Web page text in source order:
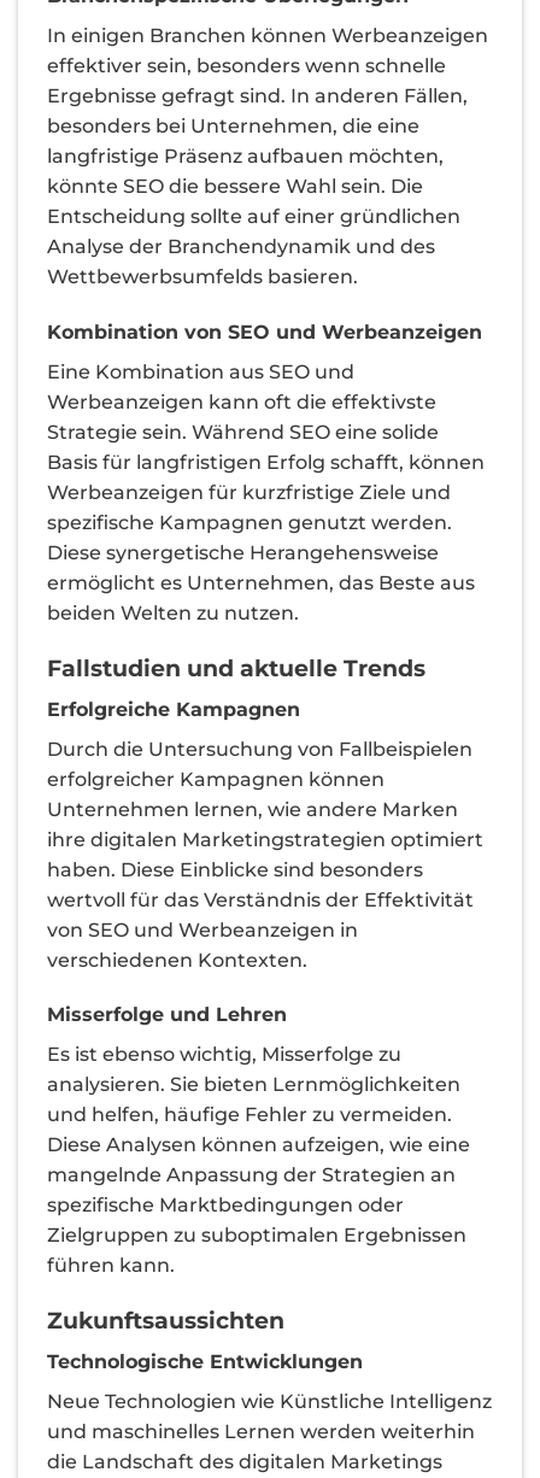
In einigen Branchen können Werbeanzeigen
effektiver sein, besonders wenn schnelle
Ergebnisse gefragt sind. In anderen Fällen,
besonders bei Unternehmen, die eine
langfristige Präsenz aufbauen möchten,
könnte SEO die bessere Wahl sein. Die
Entscheidung sollte auf einer gründlichen
Analyse der Branchendynamik und des
Wettbewerbsumfelds basieren.
Kombination von SEO und Werbeanzeigen
Eine Kombination aus SEO und
Werbeanzeigen kann oft die effektivste
Strategie sein. Während SEO eine solide
Basis für langfristigen Erfolg schafft, können
Werbeanzeigen für kurzfristige Ziele und
spezifische Kampagnen genutzt werden.
Diese synergetische Herangehensweise
ermöglicht es Unternehmen, das Beste aus
beiden Welten zu nutzen.
Fallstudien und aktuelle Trends
Erfolgreiche Kampagnen
Durch die Untersuchung von Fallbeispielen
erfolgreicher Kampagnen können
Unternehmen lernen, wie andere Marken
ihre digitalen Marketingstrategien optimiert
haben. Diese Einblicke sind besonders
wertvoll für das Verständnis der Effektivität
von SEO und Werbeanzeigen in
verschiedenen Kontexten.
Misserfolge und Lehren
Es ist ebenso wichtig, Misserfolge zu
analysieren. Sie bieten Lernmöglichkeiten
und helfen, häufige Fehler zu vermeiden.
Diese Analysen können aufzeigen, wie eine
mangelnde Anpassung der Strategien an
spezifische Marktbedingungen oder
Zielgruppen zu suboptimalen Ergebnissen
führen kann.
Zukunftsaussichten
Technologische Entwicklungen
Neue Technologien wie Künstliche Intelligenz
und maschinelles Lernen werden weiterhin
die Landschaft des digitalen Marketings